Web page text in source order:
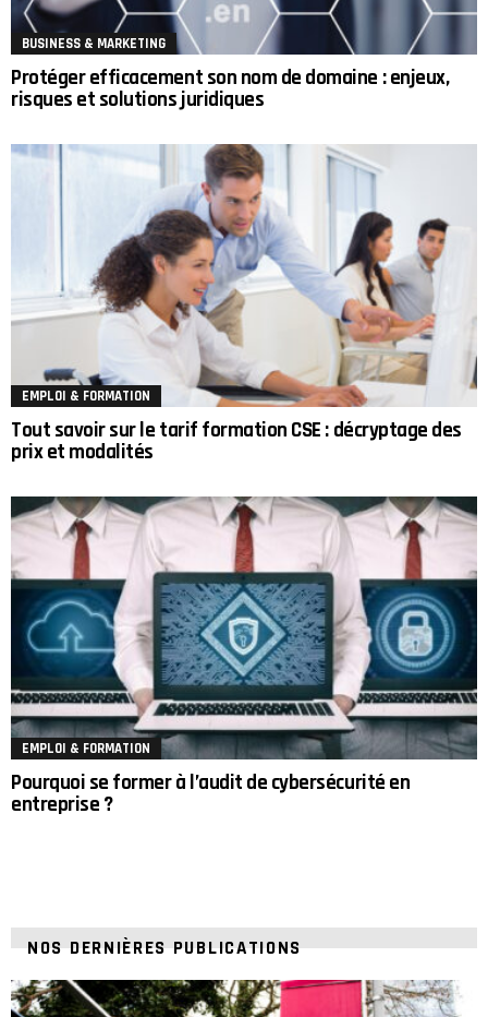
BUSINESS & MARKETING
Protéger efficacement son nom de domaine : enjeux,
risques et solutions juridiques
EMPLOI & FORMATION
Tout savoir sur le tarif formation CSE : décryptage des
prix et modalités
EMPLOI & FORMATION
Pourquoi se former à l’audit de cybersécurité en
entreprise ?
NOS DERNIÈRES PUBLICATIONS